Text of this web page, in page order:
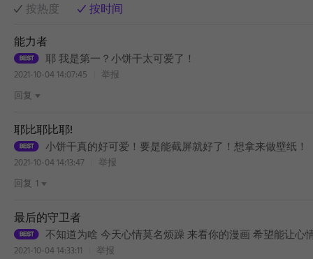
按热度
按时间
能力者
耶 我是第一？小饼干太可爱了！
2021-10-04 14:07:45
举报
回复
耶比耶比耶!
小饼干真的好可爱！要是能截屏就好了！想拿来做壁纸！
2021-10-04 14:13:47
举报
回复 1
最后的守卫者
不知道为啥 今天心情莫名烦躁 来看你的漫画 希望能让心
2021-10-04 14:33:11
举报